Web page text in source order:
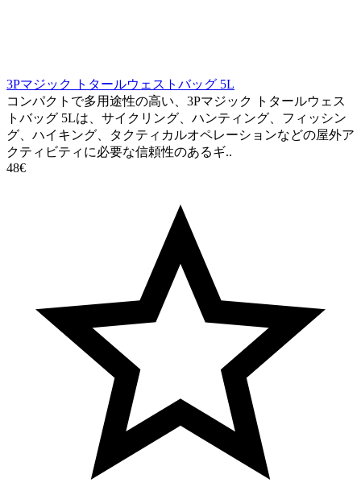
3Pマジック トタールウェストバッグ 5L
コンパクトで多用途性の高い、3Pマジック トタールウェス
トバッグ 5Lは、サイクリング、ハンティング、フィッシン
グ、ハイキング、タクティカルオペレーションなどの屋外ア
クティビティに必要な信頼性のあるギ..
48€